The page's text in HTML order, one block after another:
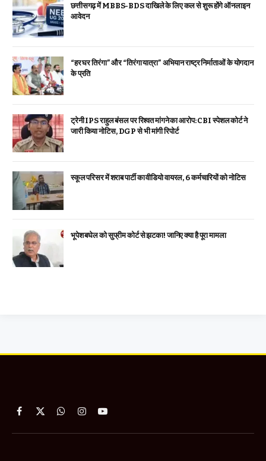
छत्तीसगढ़ में MBBS-BDS दाखिले के लिए कल से शुरू होंगे ऑनलाइन
आवेदन
“हर घर तिरंगा” और “तिरंगा यात्रा” अभियान राष्ट्र निर्माताओं के योगदान
के प्रति
ट्रेनी IPS राहुल बंसल पर रिश्वत मांगने का आरोप: CBI स्पेशल कोर्ट ने
जारी किया नोटिस, DGP से भी मांगी रिपोर्ट
स्कूल परिसर में शराब पार्टी का वीडियो वायरल, 6 कर्मचारियों को नोटिस
भूपेश बघेल को सुप्रीम कोर्ट से झटका! जानिए क्या है पूरा मामला
Facebook
X
WhatsApp
InstagramYouTube